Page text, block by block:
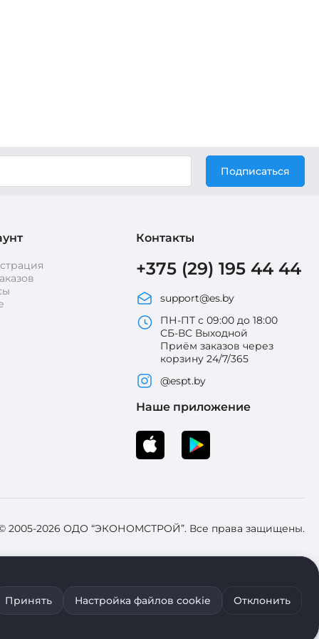
Подписаться
Контакты
+375 (29) 195 44 44
support@es.by
ПН-ПТ с 09:00 до 18:00
СБ-ВС Выходной
Приём заказов через
корзину 24/7/365
@espt.by
Наше приложение
2005-2026 ОДО “ЭКОНОМСТРОЙ”. Все права защищены.
Брестский областной исполнительный комитет 31
cookie воспользуйтесь соответствующими настройками
Принять Настройка файлов cookie Отклонить